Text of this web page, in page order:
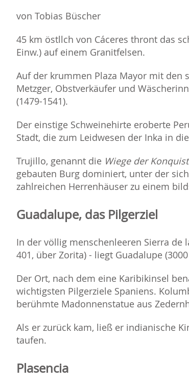
von Tobias Büscher
45 km östllch von Cáceres thront das
Einw.) auf einem Granitfelsen.
Auf der krummen Plaza Mayor mit
Metzger, Obstverkäufer und
(1479-1541).
Der einstige Schweinehirte eroberte
Stadt, die zum Leidwesen der Inka in
Trujillo, genannt die Wiege der
gebauten Burg dominiert, unter der
zahlreichen Herrenhäuser zu einem
Guadalupe, das Pilgerziel
In der völlig menschenleeren Sierra de
401, über Zorita) - liegt Guadalupe
Der Ort, nach dem eine Karibikinsel
wichtigsten Pilgerziele Spaniens.
berühmte Madonnenstatue aus
Als er zurück kam, ließ er indianische
taufen.
Plasencia